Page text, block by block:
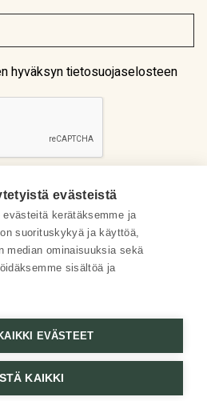
käyttänyt, mutta olen
29.10.2022
ihon voide.Couperosakin
en luovu
hyväksyn tietosuojaselosteen
evästeistä
kerätäksemme ja
suorituskykyä ja käyttöä,
median ominaisuuksia sekä
sisältöä ja
EVÄSTEET
KAIKKI